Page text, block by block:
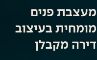
מעצבת פנים
מומחית בעיצוב
דירה מקבלן